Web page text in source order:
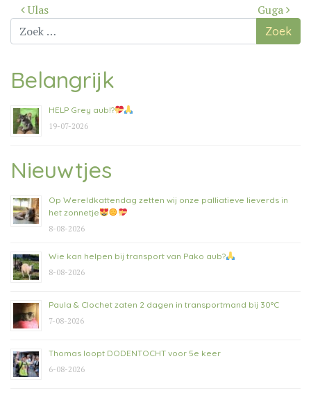
Bericht
navigatie
Ulas
Guga
Zoek
naar:
Belangrijk
HELP Grey aub!?
19-07-2026
Nieuwtjes
Op Wereldkattendag zetten wij onze palliatieve lieverds in
het zonnetje
8-08-2026
Wie kan helpen bij transport van Pako aub?
8-08-2026
Paula & Clochet zaten 2 dagen in transportmand bij 30°C
7-08-2026
Thomas loopt DODENTOCHT voor 5e keer
6-08-2026